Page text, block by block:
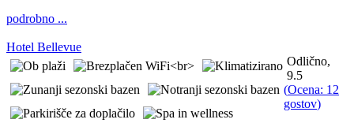
podrobno ...
Hotel Bellevue
Odlično,
9.5
(Ocena: 12
gostov)